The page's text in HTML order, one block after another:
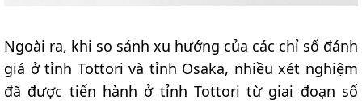
Ngoài ra, khi so sánh xu hướng của các chỉ số đánh
giá ở tỉnh Tottori và tỉnh Osaka, nhiều xét nghiệm
đã được tiến hành ở tỉnh Tottori từ giai đoạn số